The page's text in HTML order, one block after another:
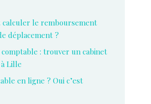
calculer le remboursement
déplacement ?
: trouver un cabinet
Lille
en ligne ? Oui c’est